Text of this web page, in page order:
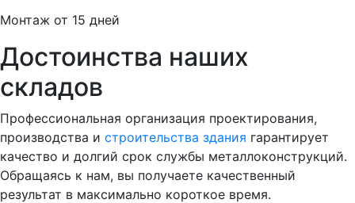
Монтаж от 15 дней
Достоинства наших
складов
Профессиональная организация проектирования,
производства и строительства здания гарантирует
качество и долгий срок службы металлоконструкций.
Обращаясь к нам, вы получаете качественный
результат в максимально короткое время.